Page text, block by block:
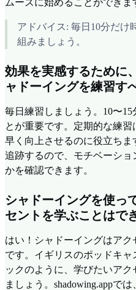
ムーズに始めることができま
アドバイス: 毎日10分だけ
組みましょう。
効果を実感するために
ャドーイングを練習す
毎日練習しましょう。10〜
とが重要です。定期的な練
早く向上させるのに役立ちま
追跡するので、モチベーシ
かを確認できます。
シャドーイングを使っ
セントを学ぶことはで
はい！シャドーイングはア
です。イギリスのポッドキ
ックのように、学びたいア
ましょう。shadowing.appで